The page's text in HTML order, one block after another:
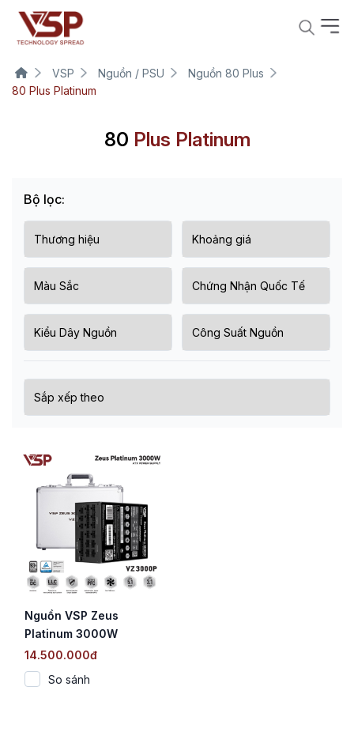
VSP Nguồn / PSU
Nguồn 80 Plus
80 Plus Platinum
80 Plus Platinum
Bộ lọc:
Nguồn VSP Zeus
Platinum 3000W
(VZ3000P / 80 PLUS
Platinum / Full Bridge +
LLC Resonant + DC-DC
14.500.000đ
So sánh